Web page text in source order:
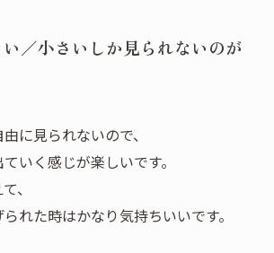
／小さいしか見られないのが
に見られないので、
いく感じが楽しいです。
、
れた時はかなり気持ちいいです。